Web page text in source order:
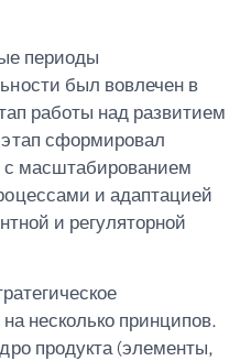
периоды
был вовлечен в
работы над развитием
сформировал
с масштабированием
и адаптацией
и регуляторной
несколько принципов.
продукта (элементы,